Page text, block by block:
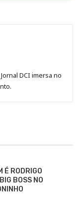
DCI imersa no
É RODRIGO
BOSS NO